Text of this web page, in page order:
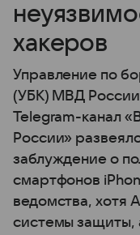
хакеров
Управление по
(УБК) МВД
Telegram-канал
России»
заблуждение о
смартфонов
ведомства, хотя
системы защиты,